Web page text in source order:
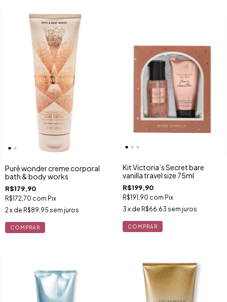
Purê wonder creme corporal
bath & body works
R$179,90
R$172,70 com Pix
2 x de R$89,95 sem juros
Kit Victoria’s Secret bare
vanilla travel size 75ml
R$199,90
R$191,90 com Pix
3 x de R$66,63 sem juros